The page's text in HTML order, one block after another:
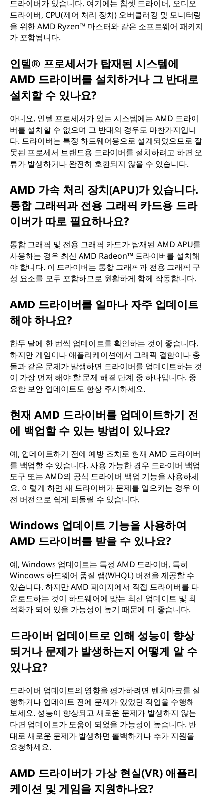
드라이버가 있습니다. 여기에는 칩셋 드라이버, 오디오
드라이버, CPU(제어 처리 장치) 오버클러킹 및 모니터링
을 위한 AMD Ryzen™ 마스터와 같은 소프트웨어 패키지
가 포함됩니다.
인텔® 프로세서가 탑재된 시스템에
AMD 드라이버를 설치하거나 그 반대로
설치할 수 있나요?
아니요, 인텔 프로세서가 있는 시스템에는 AMD 드라이
버를 설치할 수 없으며 그 반대의 경우도 마찬가지입니
다. 드라이버는 특정 하드웨어용으로 설계되었으므로 잘
못된 프로세서 브랜드용 드라이버를 설치하려고 하면 오
류가 발생하거나 완전히 호환되지 않을 수 있습니다.
AMD 가속 처리 장치(APU)가 있습니다.
통합 그래픽과 전용 그래픽 카드용 드라
이버가 따로 필요하나요?
통합 그래픽 및 전용 그래픽 카드가 탑재된 AMD APU를
사용하는 경우 최신 AMD Radeon™ 드라이버를 설치해
야 합니다. 이 드라이버는 통합 그래픽과 전용 그래픽 구
성 요소를 모두 포함하므로 원활하게 함께 작동합니다.
AMD 드라이버를 얼마나 자주 업데이트
해야 하나요?
한두 달에 한 번씩 업데이트를 확인하는 것이 좋습니다.
하지만 게임이나 애플리케이션에서 그래픽 결함이나 충
돌과 같은 문제가 발생하면 드라이버를 업데이트하는 것
이 가장 먼저 해야 할 문제 해결 단계 중 하나입니다. 중
요한 보안 업데이트도 항상 주시하세요.
현재 AMD 드라이버를 업데이트하기 전
에 백업할 수 있는 방법이 있나요?
예, 업데이트하기 전에 예방 조치로 현재 AMD 드라이버
를 백업할 수 있습니다. 사용 가능한 경우 드라이버 백업
도구 또는 AMD의 공식 드라이버 백업 기능을 사용하세
요. 이렇게 하면 새 드라이버가 문제를 일으키는 경우 이
전 버전으로 쉽게 되돌릴 수 있습니다.
Windows 업데이트 기능을 사용하여
AMD 드라이버를 받을 수 있나요?
예, Windows 업데이트는 특정 AMD 드라이버, 특히
Windows 하드웨어 품질 랩(WHQL) 버전을 제공할 수
있습니다. 하지만 AMD 페이지에서 직접 드라이버를 다
운로드하는 것이 하드웨어에 맞는 최신 업데이트 및 최
적화가 되어 있을 가능성이 높기 때문에 더 좋습니다.
드라이버 업데이트로 인해 성능이 향상
되거나 문제가 발생하는지 어떻게 알 수
있나요?
드라이버 업데이트의 영향을 평가하려면 벤치마크를 실
행하거나 업데이트 전에 문제가 있었던 작업을 수행해
보세요. 성능이 향상되고 새로운 문제가 발생하지 않는
다면 업데이트가 도움이 되었을 가능성이 높습니다. 반
대로 새로운 문제가 발생하면 롤백하거나 추가 지원을
요청하세요.
AMD 드라이버가 가상 현실(VR) 애플리
케이션 및 게임을 지원하나요?